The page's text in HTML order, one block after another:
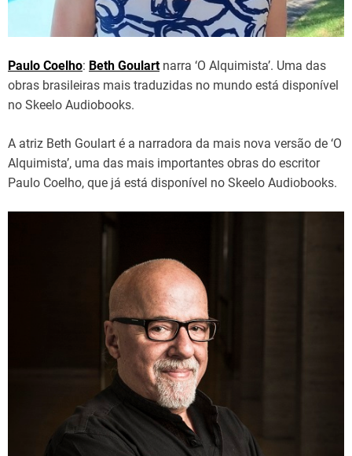
Paulo Coelho: Beth Goulartnarra ‘O Alquimista’. Uma das
obras brasileiras mais traduzidas no mundo está disponível
no Skeelo Audiobooks.
A atriz Beth Goulart é a narradora da mais nova versão de ‘O
Alquimista’, uma das mais importantes obras do escritor
Paulo Coelho, que já está disponível no Skeelo Audiobooks.